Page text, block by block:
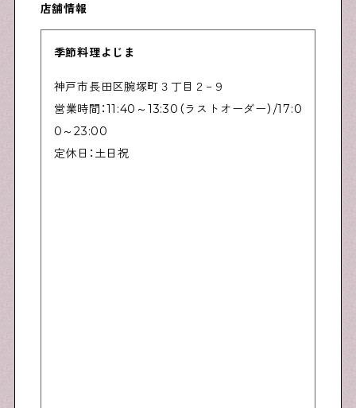
店舗情報
季節料理よじま
神戸市長田区腕塚町３丁目２−９
営業時間：11:40～13:30（ラストオーダー）/17:0
0～23:00
定休日：土日祝